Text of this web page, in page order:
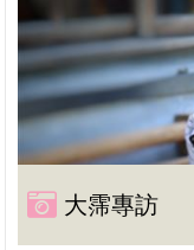
大霈專訪